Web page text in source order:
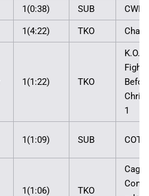
1(0:38) SUB
1(4:22) TKO
1(1:22) TKO
K.O.:
Fight
1
1(1:09) SUB COT 3
1(1:06) TKO
Cage